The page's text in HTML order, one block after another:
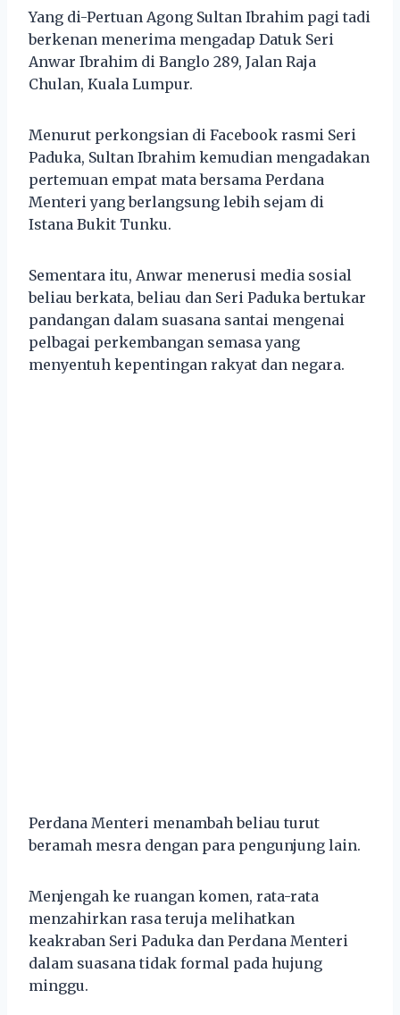
Yang di-Pertuan Agong Sultan Ibrahim pagi tadi
berkenan menerima mengadap Datuk Seri
Anwar Ibrahim di Banglo 289, Jalan Raja
Chulan, Kuala Lumpur.
Menurut perkongsian di Facebook rasmi Seri
Paduka, Sultan Ibrahim kemudian mengadakan
pertemuan empat mata bersama Perdana
Menteri yang berlangsung lebih sejam di
Istana Bukit Tunku.
Sementara itu, Anwar menerusi media sosial
beliau berkata, beliau dan Seri Paduka bertukar
pandangan dalam suasana santai mengenai
pelbagai perkembangan semasa yang
menyentuh kepentingan rakyat dan negara.
Perdana Menteri menambah beliau turut
beramah mesra dengan para pengunjung lain.
Menjengah ke ruangan komen, rata-rata
menzahirkan rasa teruja melihatkan
keakraban Seri Paduka dan Perdana Menteri
dalam suasana tidak formal pada hujung
minggu.